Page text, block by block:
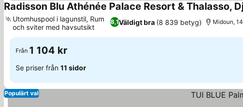
Radisson Blu Athénée Palace Resort & Thalasso,
8,1Väldigt bra (8 839 betyg)
Utomhuspool i lagunstil, Rum
och sviter med havsutsikt
Midoun,
Från 1 104 kr
Se priser från 11 sidor
Populärt val